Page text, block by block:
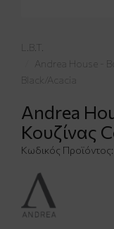
L.B.T.
Andrea House -
Black/Acacia
Andrea
Κουζίνας
Κωδικός Προϊόντος: